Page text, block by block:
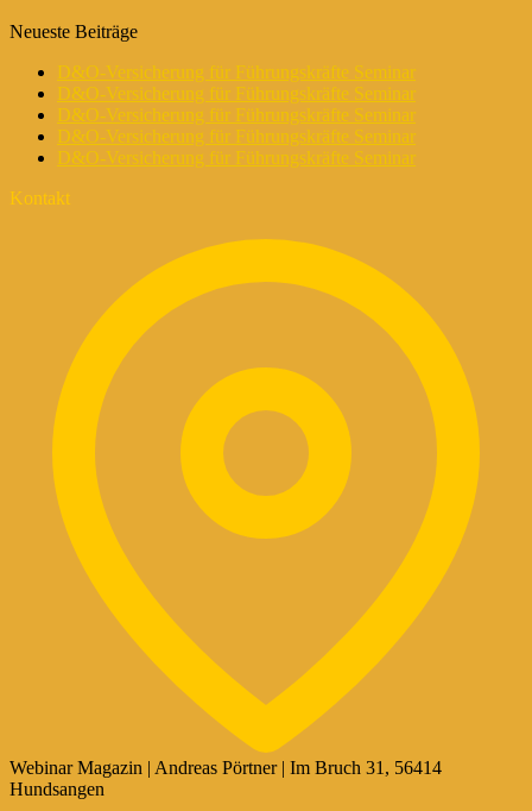
Neueste Beiträge
D&O-Versicherung für Führungskräfte Seminar
D&O-Versicherung für Führungskräfte Seminar
D&O-Versicherung für Führungskräfte Seminar
D&O-Versicherung für Führungskräfte Seminar
D&O-Versicherung für Führungskräfte Seminar
Kontakt
Webinar Magazin | Andreas Pörtner | Im Bruch 31, 56414
Hundsangen